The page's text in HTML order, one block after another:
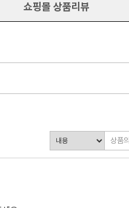
쇼핑몰 상품리뷰